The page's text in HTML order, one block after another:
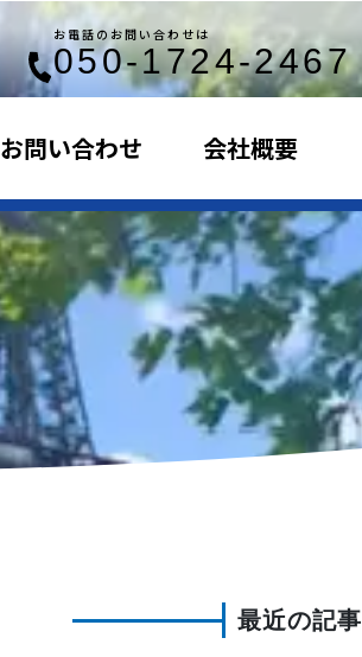
お電話のお問い合わせは
050-1724-2467
お問い合わせ 会社概要
最近の記事